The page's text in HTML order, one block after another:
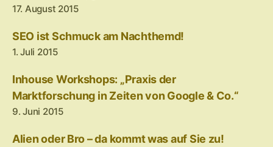
17. August 2015
SEO ist Schmuck am Nachthemd!
1. Juli 2015
Inhouse Workshops: „Praxis der
Marktforschung in Zeiten von Google & Co.“
9. Juni 2015
Alien oder Bro – da kommt was auf Sie zu!